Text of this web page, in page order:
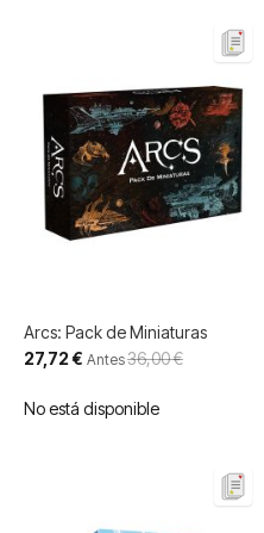
Arcs: Pack de Miniaturas
Precio
especial
27,72 € Antes36,00 €
No está disponible